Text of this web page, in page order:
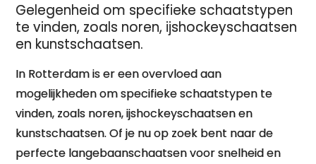
Gelegenheid om specifieke schaatstypen
te vinden, zoals noren, ijshockeyschaatsen
en kunstschaatsen.
In Rotterdam is er een overvloed aan
mogelijkheden om specifieke schaatstypen te
vinden, zoals noren, ijshockeyschaatsen en
kunstschaatsen. Of je nu op zoek bent naar de
perfecte langebaanschaatsen voor snelheid en